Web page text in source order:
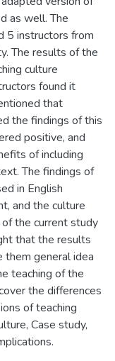
as well. The
5 instructors from
The results of the
culture
found it
that
the findings of this
positive, and
of including
The findings of
in English
and the culture
the current study
that the results
them general idea
teaching of the
the differences
of teaching
Case study,